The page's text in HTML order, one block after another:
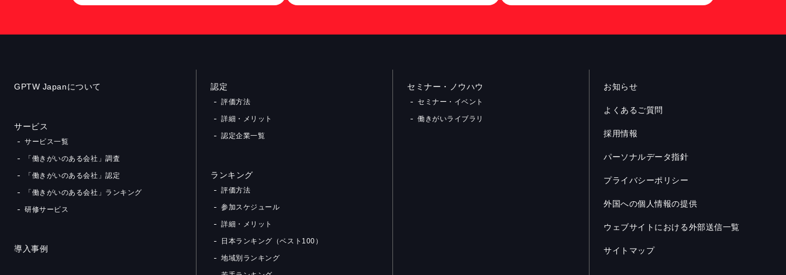
GPTW Japanについて
サービス
サービス一覧
「働きがいのある会社」調査
「働きがいのある会社」認定
「働きがいのある会社」ランキング
研修サービス
導入事例
認定
評価方法
詳細・メリット
認定企業一覧
ランキング
評価方法
参加スケジュール
詳細・メリット
日本ランキング（ベスト100）
地域別ランキング
セミナー・ノウハウ
セミナー・イベント
働きがいライブラリ
お知らせ
よくあるご質問
採用情報
パーソナルデータ指針
プライバシーポリシー
外国への個人情報の提供
ウェブサイトにおける外部送信一覧
サイトマップ